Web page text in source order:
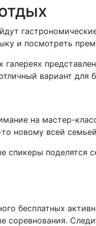
и посмотреть
вариант для
на мастер-
новому всей
поделятся
бесплатных